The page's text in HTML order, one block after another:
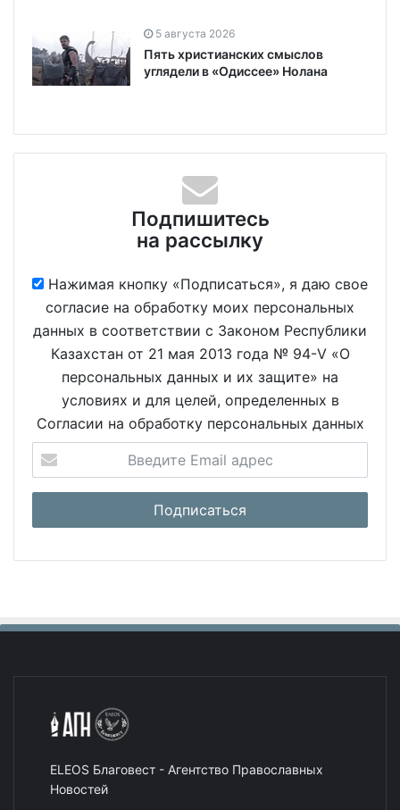
5 августа 2026
Пять христианских смыслов
углядели в «Одиссее» Нолана
Подпишитесь
на рассылку
Нажимая кнопку «Подписаться», я даю свое
согласие на обработку моих персональных
данных в соответствии с Законом Республики
Казахстан от 21 мая 2013 года № 94-V «О
персональных данных и их защите» на
условиях и для целей, определенных в
Согласии на обработку персональных данных
ELEOS Благовест - Агентство Православных
Новостей